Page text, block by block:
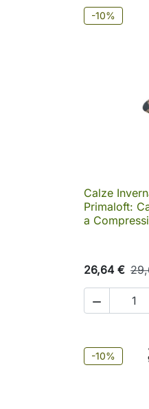
-10%

Calze
Primaloft:
a
26,64 €

-10%